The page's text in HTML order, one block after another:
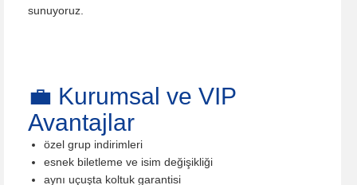
sunuyoruz.
💼 Kurumsal ve VIP
Avantajlar
özel grup indirimleri
esnek biletleme ve isim değişikliği
aynı uçuşta koltuk garantisi